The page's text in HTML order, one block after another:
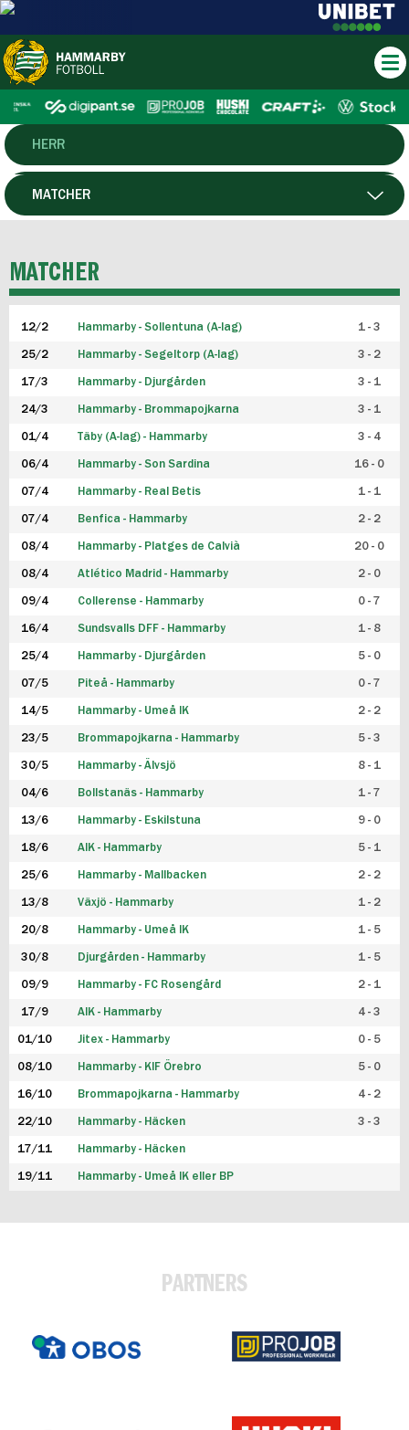
HERR
DAM
P19
F19
FUTSAL HERR
FUTSAL DAM
MATCHER
MATCHER
12/2 Hammarby - Sollentuna (A-lag) 1 - 3
25/2 Hammarby - Segeltorp (A-lag) 3 - 2
17/3 Hammarby - Djurgården 3 - 1
24/3 Hammarby - Brommapojkarna 3 - 1
01/4 Täby (A-lag) - Hammarby 3 - 4
06/4 Hammarby - Son Sardina 16 - 0
07/4 Hammarby - Real Betis 1 - 1
07/4 Benfica - Hammarby 2 - 2
08/4 Hammarby - Platges de Calvià 20 - 0
08/4 Atlético Madrid - Hammarby 2 - 0
09/4 Collerense - Hammarby 0 - 7
16/4 Sundsvalls DFF - Hammarby 1 - 8
25/4 Hammarby - Djurgården 5 - 0
07/5 Piteå - Hammarby 0 - 7
14/5 Hammarby - Umeå IK 2 - 2
23/5 Brommapojkarna - Hammarby 5 - 3
30/5 Hammarby - Älvsjö 8 - 1
04/6 Bollstanäs - Hammarby 1 - 7
13/6 Hammarby - Eskilstuna 9 - 0
18/6 AIK - Hammarby 5 - 1
25/6 Hammarby - Mallbacken 2 - 2
13/8 Växjö - Hammarby 1 - 2
20/8 Hammarby - Umeå IK 1 - 5
30/8 Djurgården - Hammarby 1 - 5
09/9 Hammarby - FC Rosengård 2 - 1
17/9 AIK - Hammarby 4 - 3
01/10 Jitex - Hammarby 0 - 5
08/10 Hammarby - KIF Örebro 5 - 0
16/10 Brommapojkarna - Hammarby 4 - 2
22/10 Hammarby - Häcken 3 - 3
17/11 Hammarby - Häcken
19/11 Hammarby - Umeå IK eller BP
PARTNERS